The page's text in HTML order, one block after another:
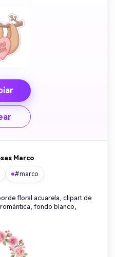
Marco
#marco
floral acuarela, clipart de
fondo blanco,